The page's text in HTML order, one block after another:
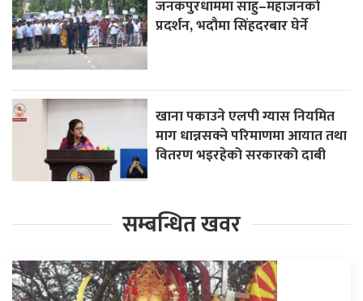
जनकपुरधाममा साहु–महाजनको
प्रदर्शन, भदौमा सिंहदरबार घेर्ने
खाना पकाउने एलपी ग्यास नियमित
माग धान्नसक्ने परिमाणमा आयात तथा
वितरण भइरहेको सरकारको दाबी
सम्बन्धित खवर